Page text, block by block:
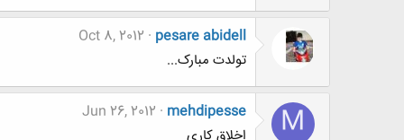
pesare abidell
Oct 8, 2012
تولدت مبارک...
M
mehdipesse
Jun 26, 2012